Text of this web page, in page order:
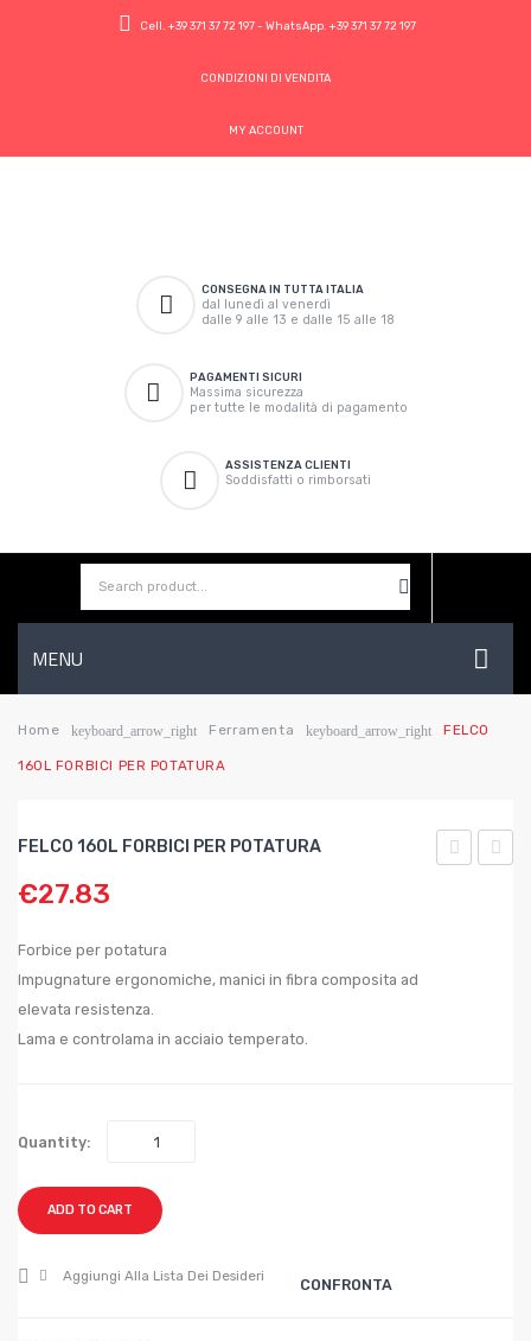
Cell. +39 371 37 72 197- WhatsApp. +39 371 37 72 197
CONDIZIONI DI VENDITA
MY ACCOUNT
CONSEGNA IN TUTTA ITALIA
dal lunedì al venerdì
dalle 9 alle 13 e dalle 15 alle 18
PAGAMENTI SICURI
Massima sicurezza
per tutte le modalità di pagamento
ASSISTENZA CLIENTI
Soddisfatti o rimborsati
MENU
HOME
AZIENDA
Home keyboard_arrow_right Ferramenta keyboard_arrow_right FELCO
160L FORBICI PER POTATURA
FELCO 160L FORBICI PER POTATURA
€27.83
Forbice per potatura
Impugnature ergonomiche, manici in fibra composita ad
elevata resistenza.
Lama e controlama in acciaio temperato.
Quantity:
ADD TO CART
Aggiungi Alla Lista Dei Desideri CONFRONTA